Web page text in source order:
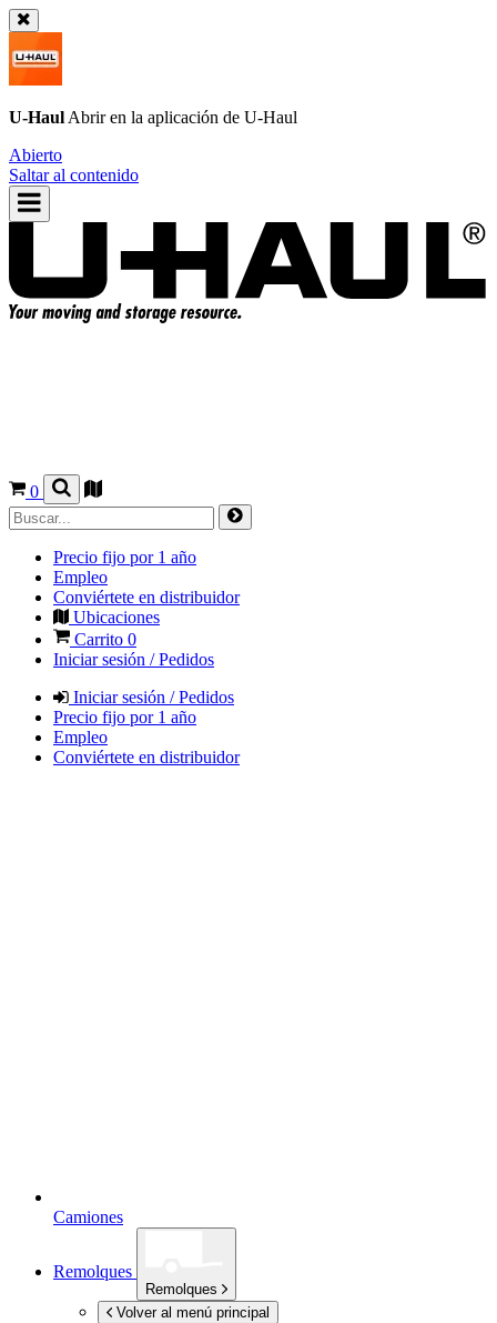
U-Haul Abrir en la aplicación de U-Haul
Abierto
Saltar al contenido
0
Precio fijo por 1 año
Empleo
Conviértete en distribuidor
Ubicaciones
Carrito 0
Iniciar sesión / Pedidos
Iniciar sesión / Pedidos
Precio fijo por 1 año
Empleo
Conviértete en distribuidor
Camiones
Remolques
Remolques
Volver al menú principal